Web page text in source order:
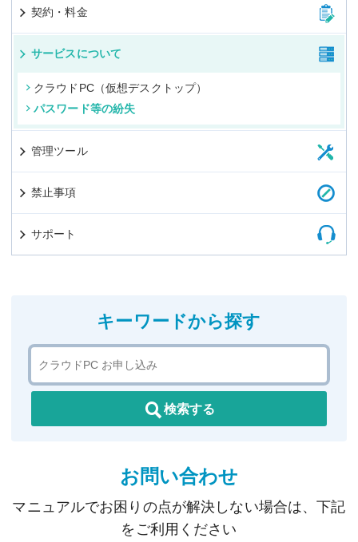
契約・料金
サービスについて
クラウドPC（仮想デスクトップ）
パスワード等の紛失
管理ツール
禁止事項
サポート
キーワードから探す
検索する
お問い合わせ
マニュアルでお困りの点が解決しない場合は、下記
をご利用ください